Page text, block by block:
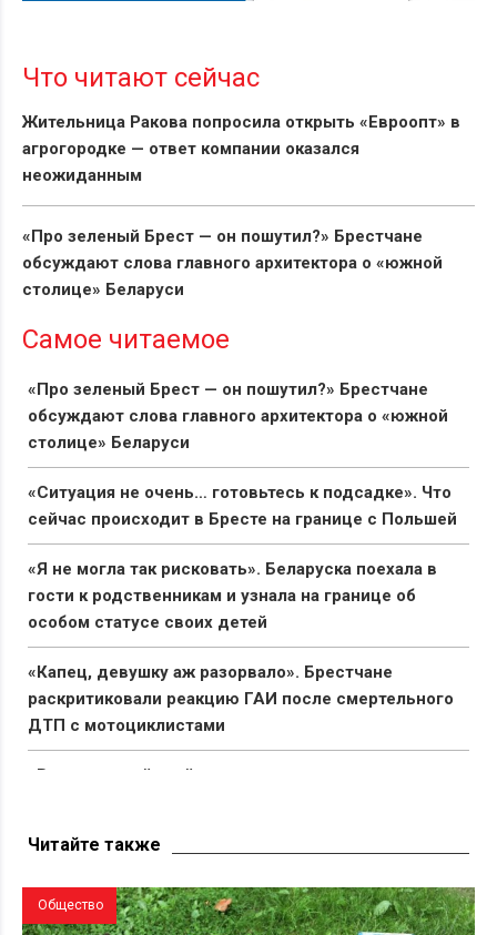
Что читают сейчас
Жительница Ракова попросила открыть «Евроопт» в
агрогородке — ответ компании оказался
неожиданным
«Про зеленый Брест — он пошутил?» Брестчане
обсуждают слова главного архитектора о «южной
столице» Беларуси
Самое читаемое
«Про зеленый Брест — он пошутил?» Брестчане
обсуждают слова главного архитектора о «южной
столице» Беларуси
«Ситуация не очень… готовьтесь к подсадке». Что
сейчас происходит в Бресте на границе с Польшей
«Я не могла так рисковать». Беларуска поехала в
гости к родственникам и узнала на границе об
особом статусе своих детей
«Капец, девушку аж разорвало». Брестчане
раскритиковали реакцию ГАИ после смертельного
ДТП с мотоциклистами
«Вымирающий край со стареющим населением».
Читайте также
Общество